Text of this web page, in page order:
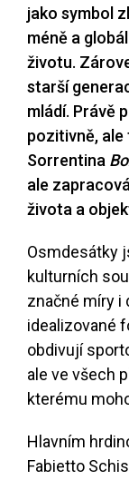
jako symbol
méně a
životu.
starší
mládí. Právě
pozitivně, ale
Sorrentina
ale
života a
Osmdesátky
kulturních
značné míry i
idealizované
obdivují
ale ve všech
kterému
Hlavním
Fabietto